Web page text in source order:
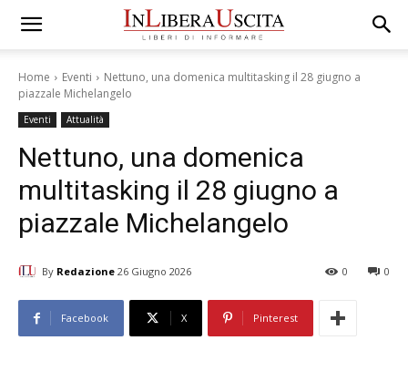
Home Eventi
Nettuno, una domenica multitasking il 28 giugno a
piazzale Michelangelo
Eventi Attualità
Nettuno, una domenica
multitasking il 28 giugno a
piazzale Michelangelo
By Redazione 26 Giugno 2026 0
0
Facebook X Pinterest